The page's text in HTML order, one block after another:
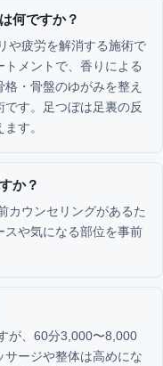
何ですか？
や疲労を解消する施術で
メントで、香りによる
・骨盤のゆがみを整え
す。足つぼは足裏の反
す。
か？
カウンセリングがあるた
や気になる部位を事前
が、60分3,000〜8,000
サージや整体は高めにな